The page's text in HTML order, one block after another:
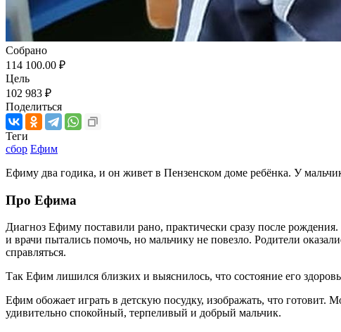
Собрано
114 100.00 ₽
Цель
102 983 ₽
Поделиться
Теги
сбор Ефим
Ефиму два годика, и он живет в Пензенском доме ребёнка. У
Про Ефима
Диагноз Ефиму поставили рано, практически сразу после
и врачи пытались помочь, но мальчику не повезло. Родители
справляться.
Так Ефим лишился близких и выяснилось, что состояние его
Ефим обожает играть в детскую посудку, изображать, что
удивительно спокойный, терпеливый и добрый мальчик.